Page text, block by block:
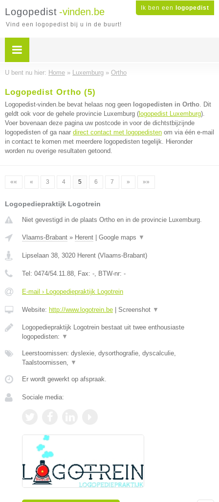
Ik ben een logopedist
Logopedist -vinden.be
Vind een logopedist bij u in de buurt!
U bent nu hier: Home » Luxemburg » Ortho
Logopedist Ortho (5)
Logopedist-vinden.be bevat helaas nog geen logopedisten in Ortho. Dit
geldt ook voor de gehele provincie Luxemburg ( logopedist Luxemburg).
Voer bovenaan deze pagina uw postcode in voor de dichtstbijzijnde
logopedisten of ga naar direct contact met logopedisten om via één e-mail
in contact te komen met meerdere logopedisten tegelijk. Hieronder
worden nu overige resultaten getoond.
«« « 3 4 5 6 7 » »»
Logopediepraktijk Logotrein
Niet gevestigd in de plaats Ortho en in de provincie Luxemburg.
Vlaams-Brabant » Herent Google maps ▼
Lipselaan 38, 3020 Herent (Vlaams-Brabant)
Tel: 0474/54.11.88, Fax: -, BTW-nr: -
E-mail › Logopediepraktijk Logotrein
Website: http://www.logotrein.be Screenshot ▼
Logopediepraktijk Logotrein bestaat uit twee enthousiaste
logopedisten: ▼
Leerstoornissen: dyslexie, dysorthografie, dyscalculie,
Taalstoornissen, ▼
Er wordt gewerkt op afspraak.
Sociale media: